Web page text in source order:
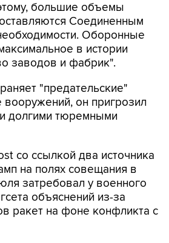
большие объемы
Соединенным
Оборонные
в истории
заводов и фабрик".
"предательские"
вооружений, он пригрозил
долгими тюремными
со ссылкой два источника
на полях совещания в
затребовал у военного
объяснений из-за
ракет на фоне конфликта с